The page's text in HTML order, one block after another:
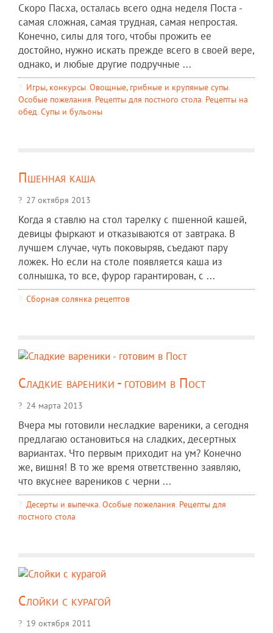
Скоро Пасха, осталась всего одна неделя Поста -
самая сложная, самая трудная, самая непростая.
Конечно, силы для того, чтобы прожить ее
достойно, нужно искать прежде всего в своей вере,
однако, и любые другие подручные ...
Игры, конкурсы, Овощные, грибные и крупяные супы,
Особые пожелания, Рецепты для постного стола, Рецепты на
обед, Супы и бульоны
Пшенная каша
27 октября 2013
Когда я ставлю на стол тарелку с пшенной кашей,
девицы фыркают и отказываются от завтрака. В
лучшем случае, чуть поковыряв, съедают пару
ложек. Но если на столе появляется каша из
солнышка, то все, фурор гарантирован, с ...
Сборная солянка рецептов
Сладкие вареники - готовим в Пост
24 марта 2013
Вчера мы готовили несладкие вареники, а сегодня
предлагаю остановиться на сладких, десертных
вариантах. Что первым приходит на ум? Конечно
же, вишня! В то же время ответственно заявляю,
что вкуснее вареников с черни ...
Десерты и выпечка, Особые пожелания, Рецепты для
постного стола
Слойки с курагой
19 октября 2011